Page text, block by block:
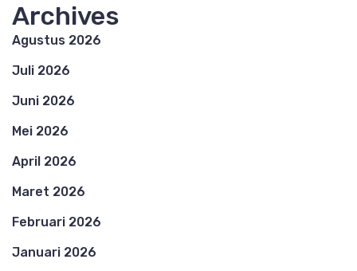
Archives
Agustus 2026
Juli 2026
Juni 2026
Mei 2026
April 2026
Maret 2026
Februari 2026
Januari 2026